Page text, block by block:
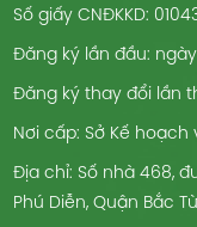
Số giấy CNĐKKD:
Đăng ký lần đầu:
Đăng ký thay đổi lần
Nơi cấp: Sở Kế hoạch
Địa chỉ: Số nhà 468,
Phú Diễn, Quận Bắc